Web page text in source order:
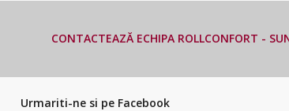
CONTACTEAZĂ ECHIPA ROLLCONFORT -
Urmariti-ne si pe Facebook